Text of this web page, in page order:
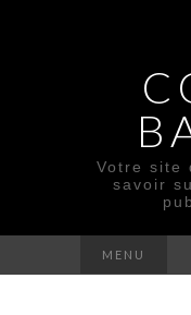
Votre site
savoir
MENU